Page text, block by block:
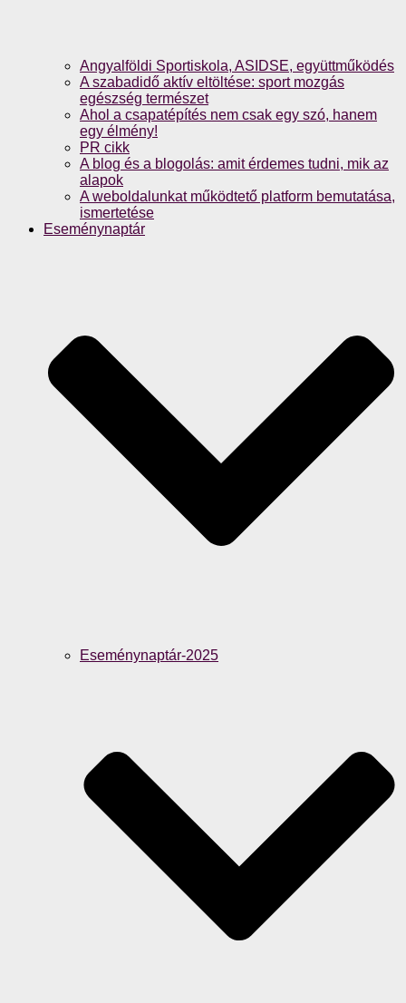
Angyalföldi Sportiskola, ASIDSE, együttműködés
A szabadidő aktív eltöltése: sport mozgás
egészség természet
Ahol a csapatépítés nem csak egy szó, hanem
egy élmény!
PR cikk
A blog és a blogolás: amit érdemes tudni, mik az
alapok
A weboldalunkat működtető platform bemutatása,
ismertetése
Eseménynaptár
Eseménynaptár-2025